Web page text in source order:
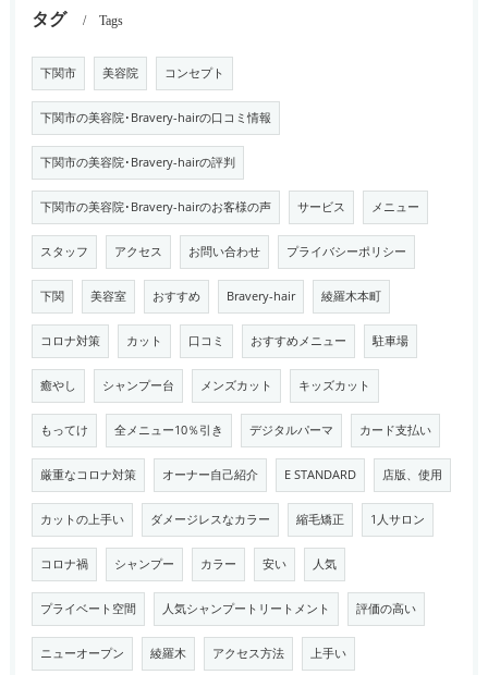
タグ Tags
下関市 美容院 コンセプト
下関市の美容院･Bravery-hairの口コミ情報
下関市の美容院･Bravery-hairの評判
下関市の美容院･Bravery-hairのお客様の声 サービス メニュー
スタッフ アクセス お問い合わせ プライバシーポリシー
下関 美容室 おすすめ Bravery-hair 綾羅木本町
コロナ対策 カット 口コミ おすすめメニュー 駐車場
癒やし シャンプー台 メンズカット キッズカット
もってけ 全メニュー10％引き デジタルパーマ カード支払い
厳重なコロナ対策 オーナー自己紹介 E STANDARD 店版、使用
カットの上手い ダメージレスなカラー 縮毛矯正 1人サロン
コロナ禍 シャンプー カラー 安い 人気
プライベート空間 人気シャンプートリートメント 評価の高い
ニューオープン 綾羅木 アクセス方法 上手い